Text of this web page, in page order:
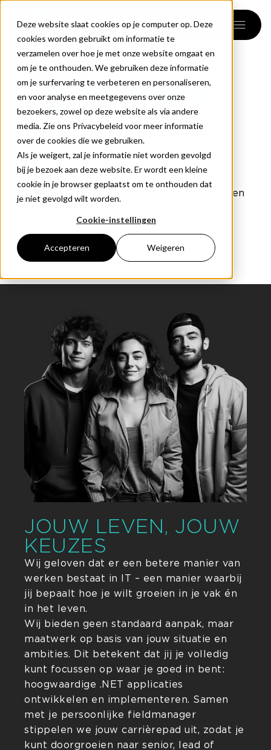
Deze website slaat cookies op je computer op. Deze
cookies worden gebruikt om informatie te
verzamelen over hoe je met onze website omgaat en
om je te onthouden. We gebruiken deze informatie
om je surfervaring te verbeteren en personaliseren,
en voor analyse en meetgegevens over onze
bezoekers, zowel op deze website als via andere
media. Zie ons Privacybeleid voor meer informatie
over de cookies die we gebruiken.
Als je weigert, zal je informatie niet worden gevolgd
bij je bezoek aan deze website. Er wordt een kleine
cookie in je browser geplaatst om te onthouden dat
je niet gevolgd wilt worden.
Cookie-instellingen
Accepteren Weigeren
menu
.NET
DEVELOPER
Ben jij een ervaren .NET Developer die
klaar is voor de volgende stap in jouw
carrière? Ben jij een C# specialist die
eerlijker beloond wil worden voor jouw
expertise? Wil je zelf kiezen aan welke
uitdagende softwareprojecten je werkt, en
volledig de regie hebben over jouw
professionele groei? Dan is The.NextGen
JOUW LEVEN, JOUW
KEUZES
Wij geloven dat er een betere manier van
werken bestaat in IT – een manier waarbij
jij bepaalt hoe je wilt groeien in je vak én
in het leven.
Wij bieden geen standaard aanpak, maar
maatwerk op basis van jouw situatie en
ambities. Dit betekent dat jij je volledig
kunt focussen op waar je goed in bent:
hoogwaardige .NET applicaties
ontwikkelen en implementeren. Samen
met je persoonlijke fieldmanager
stippelen we jouw carrièrepad uit, zodat je
kunt doorgroeien naar senior, lead of